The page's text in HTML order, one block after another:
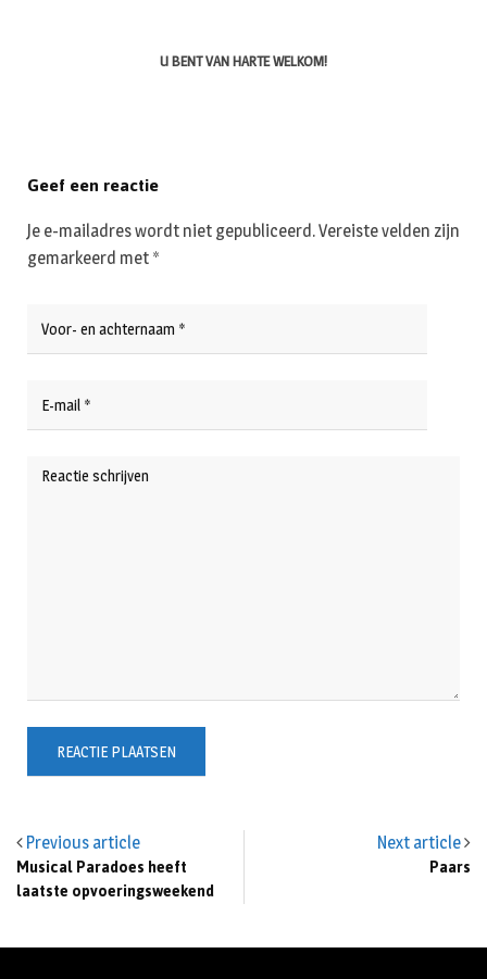
U BENT VAN HARTE WELKOM!
Previous article
Musical Paradoes heeft
laatste opvoeringsweekend
Next article
Paars
Geef een reactie
Je e-mailadres wordt niet gepubliceerd.Vereiste velden zijn
gemarkeerd met *